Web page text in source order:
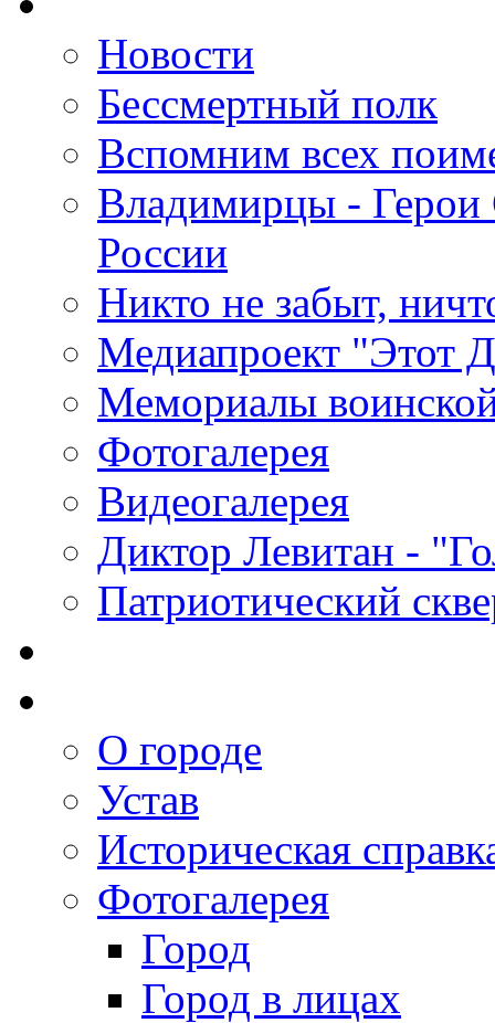
Новости
Бессмертный полк
Вспомним всех
Владимирцы - Герои
России
Никто не забыт,
Медиапроект "Этот
Мемориалы
Фотогалерея
Видеогалерея
Диктор Левитан -
Патриотический
О городе
Устав
Историческая
Фотогалерея
Город
Город в лицах